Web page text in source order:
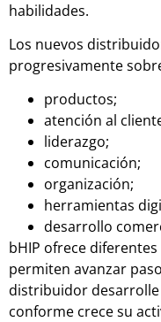
habilidades.
Los nuevos
progresivamente
productos;
atención al
liderazgo;
comunicación;
organización;
herramientas
desarrollo
bHIP ofrece
permiten avanzar
distribuidor desarrolle
conforme crece su